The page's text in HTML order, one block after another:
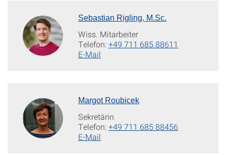
Sebastian Rigling, M.Sc.
Wiss. Mitarbeiter
Telefon:+49 711 685 88611
E-Mail
Margot Roubicek
Sekretärin
Telefon:+49 711 685 88456
E-Mail